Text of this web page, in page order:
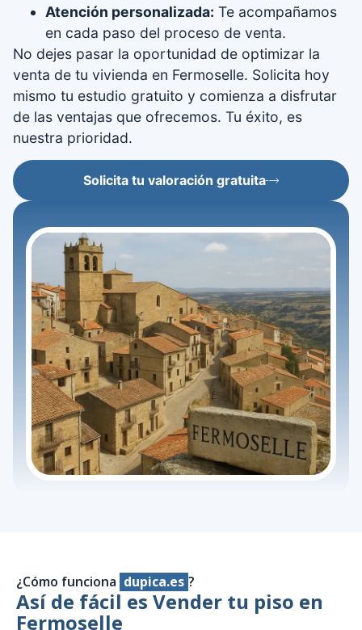
Atención personalizada: Te acompañamos
en cada paso del proceso de venta.
No dejes pasar la oportunidad de optimizar la
venta de tu vivienda en Fermoselle. Solicita hoy
mismo tu estudio gratuito y comienza a disfrutar
de las ventajas que ofrecemos. Tu éxito, es
nuestra prioridad.
Solicita tu valoración gratuita
¿Cómo funciona dupica.es ?
Así de fácil es Vender tu piso en
Fermoselle